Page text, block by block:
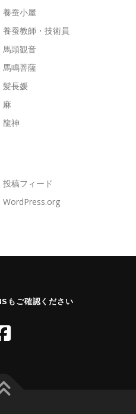
養蚕小屋
養蚕教師・技術員
馬頭観音
馬鳴菩薩
髪長媛
麻
龍神
投稿フィード
WordPress.org
もご確認ください